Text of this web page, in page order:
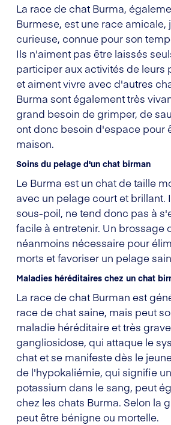
La race de chat Burma,
Burmese, est une race amicale,
curieuse, connue pour son
Ils n'aiment pas être laissés
participer aux activités de leurs
et aiment vivre avec d'autres
Burma sont également très
grand besoin de grimper, de
ont donc besoin d'espace pour
maison.
Soins du pelage d'un chat birman
Le Burma est un chat de taille
avec un pelage court et brillant.
sous-poil, ne tend donc pas à
facile à entretenir. Un brossage
néanmoins nécessaire pour
morts et favoriser un pelage
Maladies héréditaires chez un chat
La race de chat Burman est
race de chat saine, mais peut
maladie héréditaire et très
gangliosidose, qui attaque le
chat et se manifeste dès le
de l'hypokaliémie, qui signifie
potassium dans le sang, peut
chez les chats Burma. Selon la
peut être bénigne ou mortelle.